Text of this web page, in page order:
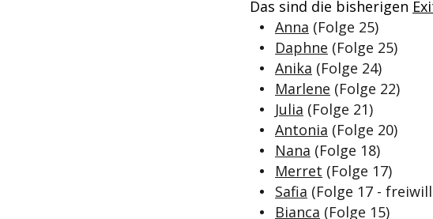
Das sind die bisherigen
Anna (Folge 25)
Daphne (Folge 25)
Anika (Folge 24)
Marlene (Folge 22)
Julia (Folge 21)
Antonia (Folge 20)
Nana (Folge 18)
Merret (Folge 17)
Safia (Folge 17 -
Bianca (Folge 15)